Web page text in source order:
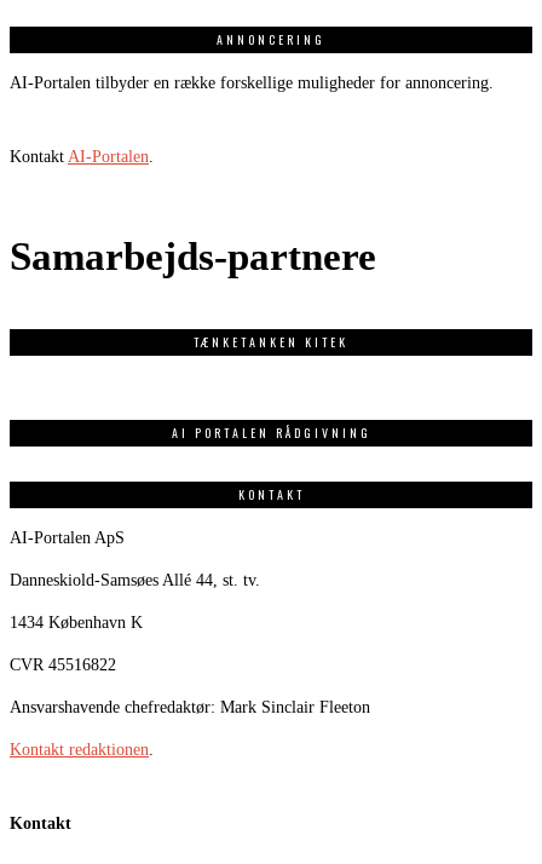
ANNONCERING
AI-Portalen tilbyder en række forskellige muligheder for annoncering.
Kontakt AI-Portalen
Samarbejds-partnere
TÆNKETANKEN KITEK
AI PORTALEN RÅDGIVNING
KONTAKT
AI-Portalen ApS
Danneskiold-Samsøes Allé 44, st. tv.
1434 København K
CVR 45516822
Ansvarshavende chefredaktør: Mark Sinclair Fleeton
Kontakt redaktionen
Kontakt